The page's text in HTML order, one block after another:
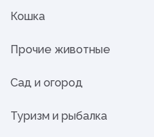
Кошка
Прочие животные
Сад и огород
Туризм и рыбалка